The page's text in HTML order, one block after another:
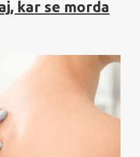
kar se morda